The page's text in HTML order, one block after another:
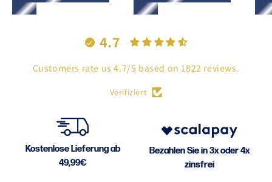
4.7
Customers rate us 4.7/5 based on 1822 reviews.
Verifiziert
Kostenlose Lieferung ab
49,99€
Bezahlen Sie in 3x oder 4x
zinsfrei